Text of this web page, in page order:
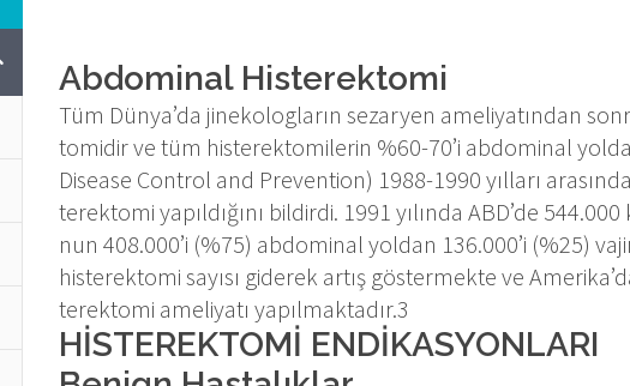
Abdominal Histerektomi
Tüm Dün­ya’da ji­ne­ko­log­la­rın se­zar­yen ame­li­ya­tın­dan
to­mi­dir ve tüm his­te­rek­to­mi­le­rin %60-70’i ab­do­mi­nal
Di­sea­se Con­trol and Pre­ven­ti­on) 1988-1990 yıl­la­rı
te­rek­to­mi ya­pıl­dı­ğı­nı bil­dir­di. 1991 yı­lın­da ABD’de
nun 408.000’i (%75) ab­do­mi­nal yol­dan 136.000’i (%25)
his­te­rek­to­mi sa­yı­sı gi­de­rek ar­tış gös­ter­mek­te ve
terek­to­mi ame­li­ya­tı ya­pıl­mak­ta­dır.3
HİS­TEREK­TO­Mİ EN­Dİ­KAS­YON­LA­RI